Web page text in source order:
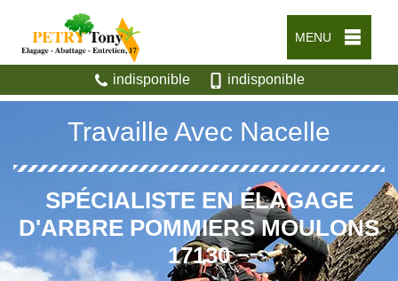
MENU
indisponible indisponible
Travaille Avec Nacelle
SPÉCIALISTE EN ÉLAGAGE
D'ARBRE POMMIERS MOULONS
17130